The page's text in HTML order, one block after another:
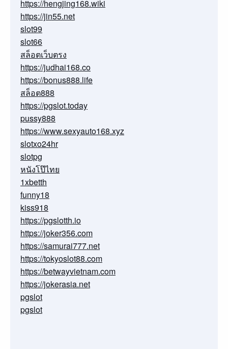
https://hengjing168.wiki
https://jin55.net
slot99
slot66
สล็อตเว็บตรง
https://judhai168.co
https://bonus888.life
สล็อต888
https://pgslot.today
pussy888
https://www.sexyauto168.xyz
slotxo24hr
slotpg
หนังโป๊ไทย
1xbetth
funny18
kiss918
https://pgslotth.io
https://joker356.com
https://samurai777.net
https://tokyoslot88.com
https://betwayvietnam.com
https://jokerasia.net
pgslot
pgslot